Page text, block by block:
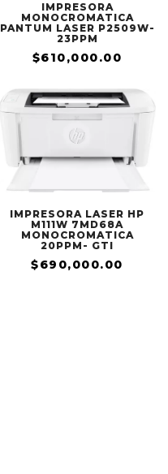
IMPRESORA
MONOCROMATICA
PANTUM LASER P2509W-
23PPM
$610,000.00
IMPRESORA LASER HP
M111W 7MD68A
MONOCROMATICA
20PPM- GTI
$690,000.00